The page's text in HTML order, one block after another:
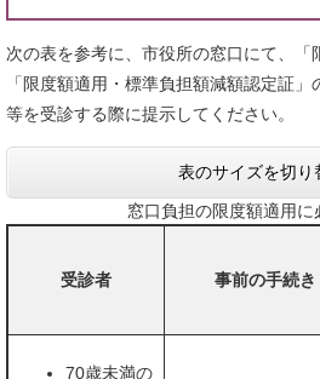
次の表を参考に、市役所の窓口にて、「
「限度額適用・標準負担額減額認定証
等を受診する際に提示してください。
表のサイズを切り
窓口負担の限度額適用に
受診者 事前の手続き
70歳未満の